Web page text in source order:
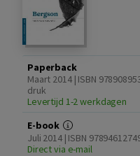
Paperback
Maart 2014 | ISBN
druk
Levertijd 1-2 werkdagen
E-book
Juli 2014 | ISBN
Direct via e-mail